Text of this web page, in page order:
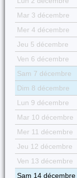
Mar 3 décembre
Mer 4 décembre
Jeu 5 décembre
Ven 6 décembre
Sam 7 décembre
Dim 8 décembre
Lun 9 décembre
Mar 10 décembre
Mer 11 décembre
Jeu 12 décembre
Ven 13 décembre
Sam 14 décembre